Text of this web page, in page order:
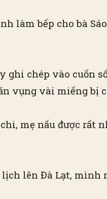
bếp cho bà
chép vào cuốn
vụng vài miếng bị
mẹ nấu được rất
lên Đà Lạt,